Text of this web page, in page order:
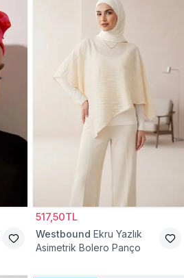
517,50TL
Westbound Ekru Yazlık
Asimetrik Bolero Panço